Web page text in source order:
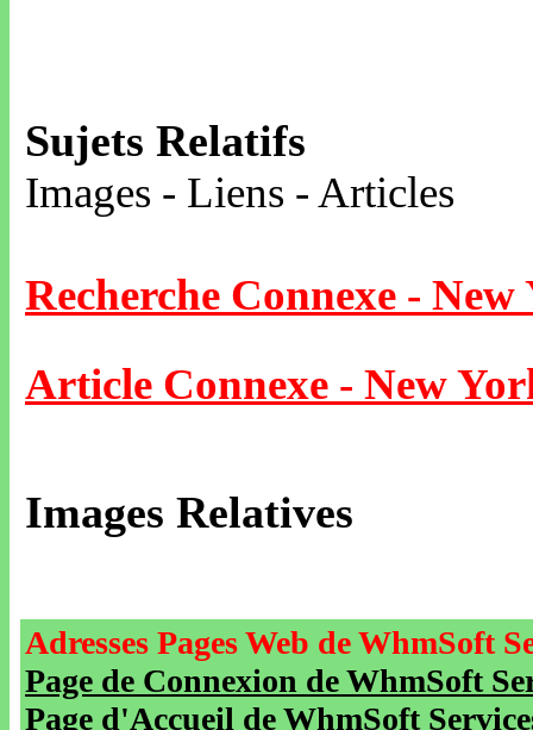
Sujets Relatifs
Images - Liens - Articles
Recherche Connexe -
Article Connexe - New
Images Relatives
Adresses Pages Web de WhmSoft
Page de Connexion de WhmSoft
Page d'Accueil de WhmSoft